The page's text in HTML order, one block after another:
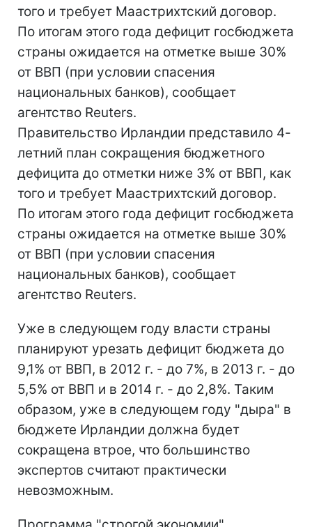
того и требует Маастрихтский договор.
По итогам этого года дефицит госбюджета
страны ожидается на отметке выше 30%
от ВВП (при условии спасения
национальных банков), сообщает
агентство Reuters.
Правительство Ирландии представило 4-
летний план сокращения бюджетного
дефицита до отметки ниже 3% от ВВП, как
того и требует Маастрихтский договор.
По итогам этого года дефицит госбюджета
страны ожидается на отметке выше 30%
от ВВП (при условии спасения
национальных банков), сообщает
агентство Reuters.
Уже в следующем году власти страны
планируют урезать дефицит бюджета до
9,1% от ВВП, в 2012 г. - до 7%, в 2013 г. - до
5,5% от ВВП и в 2014 г. - до 2,8%. Таким
образом, уже в следующем году "дыра" в
бюджете Ирландии должна будет
сокращена втрое, что большинство
экспертов считают практически
невозможным.